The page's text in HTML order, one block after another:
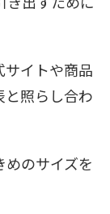
サイトや商品
と照らし合わ
のサイズを